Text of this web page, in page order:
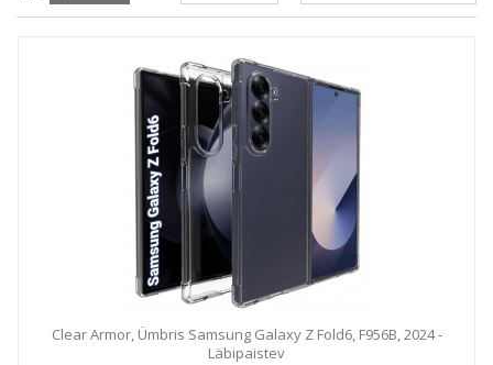
Clear Armor, Ümbris Samsung Galaxy Z Fold6, F956B, 2024 -
Läbipaistev